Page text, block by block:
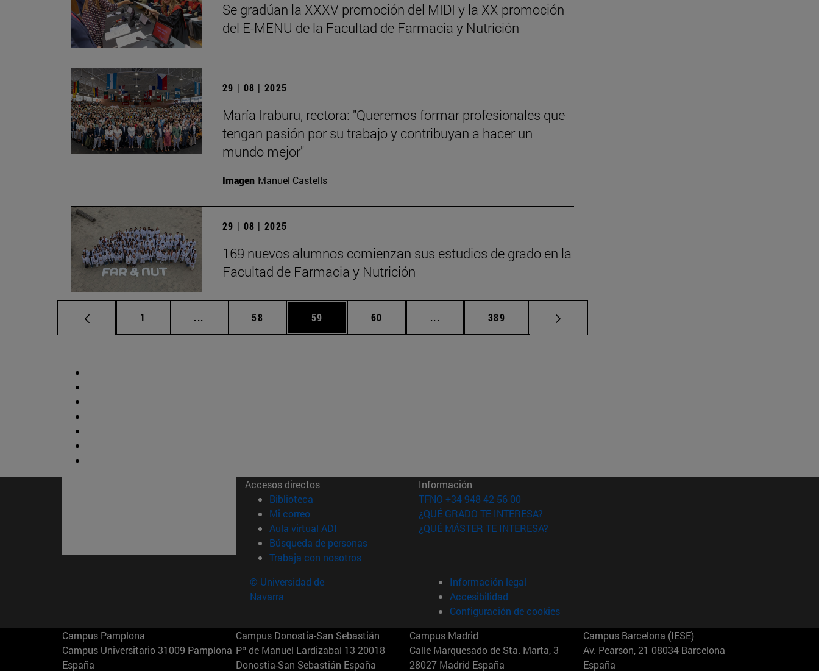
Se gradúan la XXXV promoción del MIDI y la XX promoción
del E-MENU de la Facultad de Farmacia y Nutrición
29 | 08 | 2025
María Iraburu, rectora: "Queremos formar profesionales que
tengan pasión por su trabajo y contribuyan a hacer un
mundo mejor"
Imagen Manuel Castells
29 | 08 | 2025
169 nuevos alumnos comienzan sus estudios de grado en la
Facultad de Farmacia y Nutrición
Página
1 ... Páginas intermedias Use TAB para desplazarse.
Página
58 Página
59 Página
60 ... Páginas intermedias Use TAB para desplazarse.
Página
389
Accesos directos
Biblioteca (abre en nueva ventana)
Mi correo(abre en nueva ventana)
Aula virtual ADI (abre en nueva ventana)
Búsqueda de personas(abre en nueva ventana)
Trabaja con nosotros(abre en nueva ventana)
Información
TFNO +34 948 42 56 00
¿QUÉ GRADO TE INTERESA?
¿QUÉ MÁSTER TE INTERESA?
© Universidad de
Navarra
Información legal
Accesibilidad
Configuración de cookies
Campus Pamplona
Campus Universitario 31009 Pamplona
España
Campus Donostia-San Sebastián
Pº de Manuel Lardizabal 13 20018
Donostia-San Sebastián España
Campus Madrid
Calle Marquesado de Sta. Marta, 3
28027 Madrid España
Campus Barcelona (IESE)
Av. Pearson, 21 08034 Barcelona
España